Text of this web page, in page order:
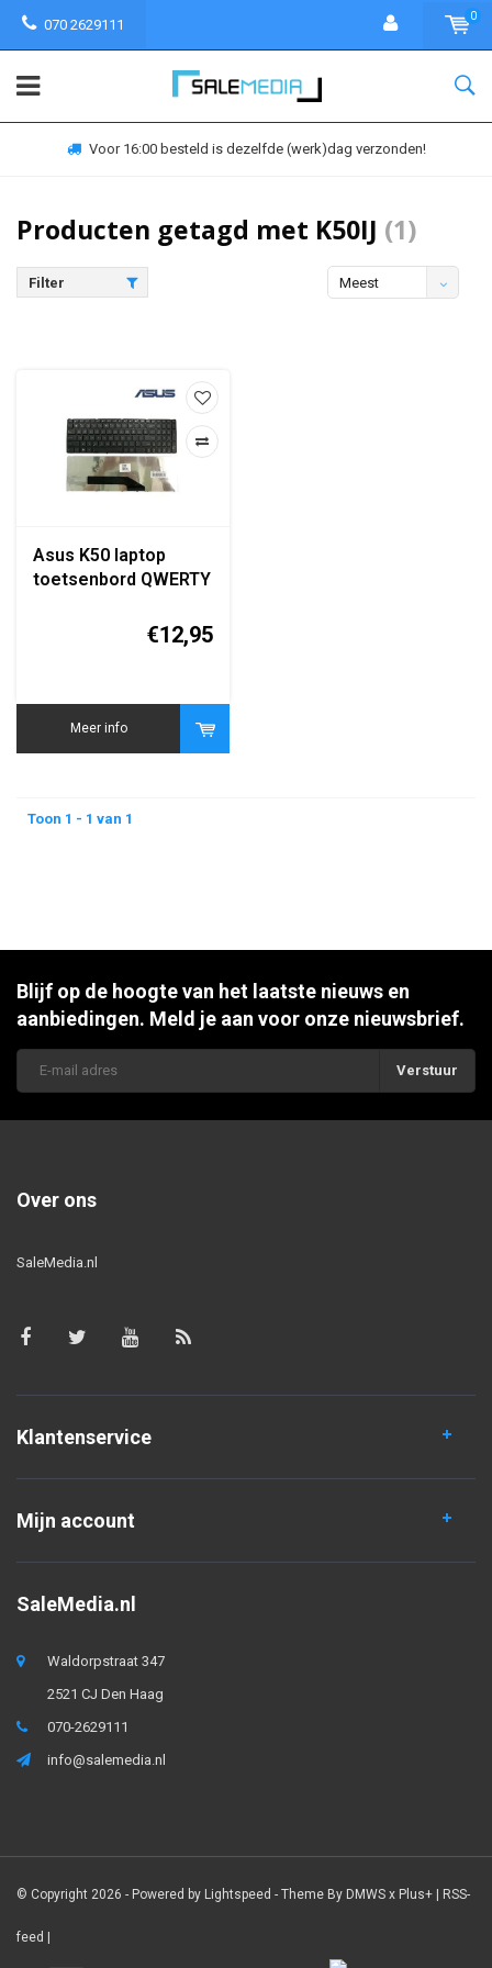
070 2629111
0
Voor 16:00 besteld is dezelfde (werk)dag verzonden!
Producten getagd met K50IJ (1)
Filter
Meest
Asus K50 laptop
toetsenbord QWERTY
€12,95
Meer info
Toon 1 - 1 van 1
Blijf op de hoogte van het laatste nieuws en
aanbiedingen. Meld je aan voor onze nieuwsbrief.
Verstuur
Over ons
SaleMedia.nl
Klantenservice
Mijn account
SaleMedia.nl
Waldorpstraat 347
2521 CJ Den Haag
070-2629111
info@salemedia.nl
© Copyright 2026 - Powered by Lightspeed - Theme By DMWS x Plus+ | RSS-
feed |